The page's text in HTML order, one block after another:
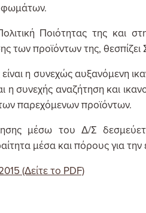
Ποιότητας της και
των προϊόντων της, θεσπίζει
είναι η συνεχώς αυξανόμενη
η συνεχής αναζήτηση και
παρεχόμενων προϊόντων.
μέσω του Δ/Σ
μέσα και πόρους για την
(Δείτε το PDF)